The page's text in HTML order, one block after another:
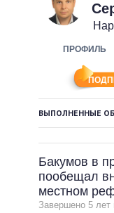
СОБЫТИЯ
МНЕНИЯ
ОБЗОРЫ
ВСЕ
КАБИНЕТ
ВСЕ
ПРОФИЛЬ
ВЫПОЛНЕННЫЕ
Бакумов в
пообещал
местном
Завершено 5 лет